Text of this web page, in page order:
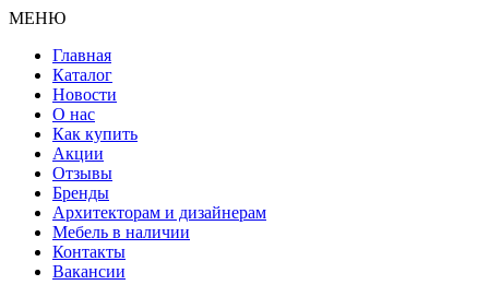
МЕНЮ
Главная
Каталог
Новости
О нас
Как купить
Акции
Отзывы
Бренды
Архитекторам и дизайнерам
Мебель в наличии
Контакты
Вакансии